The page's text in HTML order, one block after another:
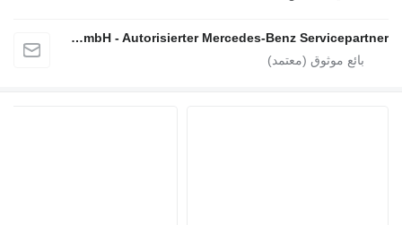
Stefan Ebert GmbH - Autorisierter Mercedes-Benz Servicepartner